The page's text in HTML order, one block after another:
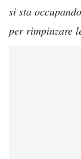
si sta
per rimpinzare